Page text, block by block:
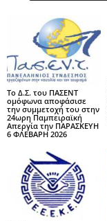
Το Δ.Σ. του ΠΑΣΕΝΤ
ομόφωνα αποφάσισε
την συμμετοχή του στην
24ωρη Παμπειραϊκή
Απεργία την ΠΑΡΑΣΚΕΥΗ
6 ΦΛΕΒΑΡΗ 2026